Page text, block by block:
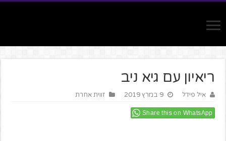
ריאיון עם גיא ניב
איל פידל 9 במרץ 2019 זווית אחרת
Share this on WhatsApp